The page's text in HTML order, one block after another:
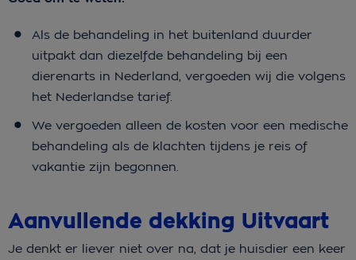
Als de behandeling in het buitenland duurder
uitpakt dan diezelfde behandeling bij een
dierenarts in Nederland, vergoeden wij die volgens
het Nederlandse tarief.
We vergoeden alleen de kosten voor een medische
behandeling als de klachten tijdens je reis of
vakantie zijn begonnen.
Aanvullende dekking Uitvaart
Je denkt er liever niet over na, dat je huisdier een keer